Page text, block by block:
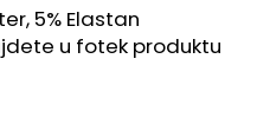
5% Elastan
u fotek produktu